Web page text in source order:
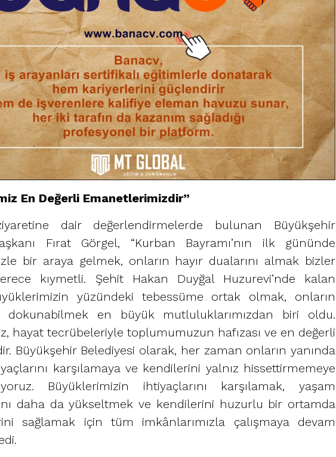
En Değerli Emanetlerimizdir”
dair değerlendirmelerde bulunan Büyükşehir
Fırat Görgel, “Kurban Bayramı’nın ilk gününde
bir araya gelmek, onların hayır dualarını almak bizler
kıymetli. Şehit Hakan Duyğal Huzurevi’nde kalan
yüzündeki tebessüme ortak olmak, onların
dokunabilmek en büyük mutluluklarımızdan biri oldu.
hayat tecrübeleriyle toplumumuzun hafızası ve en değerli
Büyükşehir Belediyesi olarak, her zaman onların yanında
karşılamaya ve kendilerini yalnız hissettirmemeye
Büyüklerimizin ihtiyaçlarını karşılamak, yaşam
daha da yükseltmek ve kendilerini huzurlu bir ortamda
sağlamak için tüm imkânlarımızla çalışmaya devam